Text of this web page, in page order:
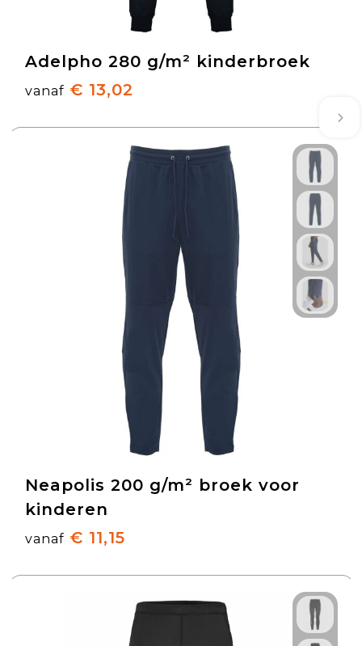
Adelpho 280 g/m² kinderbroek
vanaf € 13,02
Neapolis 200 g/m² broek voor
kinderen
vanaf € 11,15